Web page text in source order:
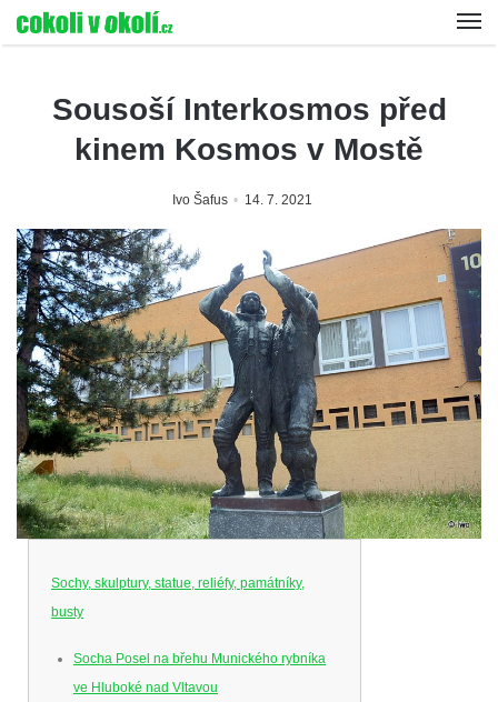
Sousoší Interkosmos před
kinem Kosmos v Mostě
Ivo Šafus 14. 7. 2021
Sochy, skulptury, statue, reliéfy, památníky,
busty
Socha Posel na břehu Munického rybníka
ve Hluboké nad Vltavou